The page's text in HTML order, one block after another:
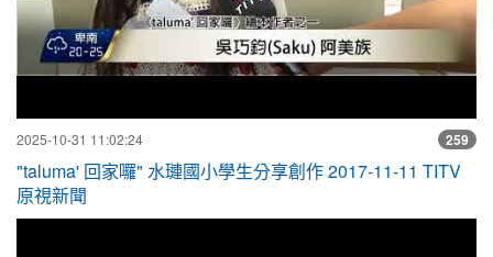
259
2025-10-31 11:02:24
"taluma' 回家囉" 水璉國小學生分享創作 2017-11-11 TITV
原視新聞